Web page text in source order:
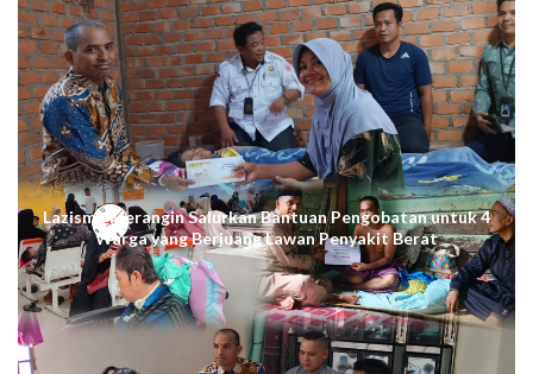
Lazismu Merangin Salurkan Bantuan Pengobatan untuk 4
Warga yang Berjuang Lawan Penyakit Berat